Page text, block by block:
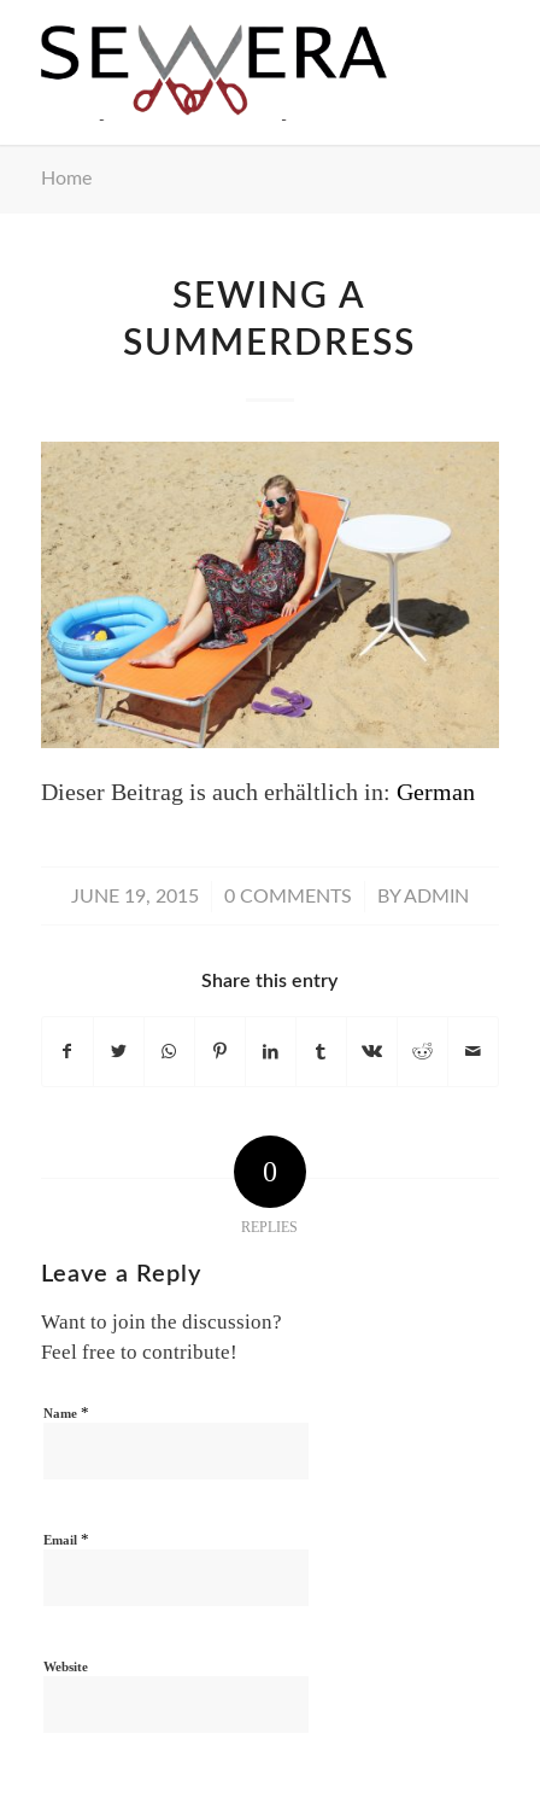
Home
SEWING A
SUMMERDRESS
Dieser Beitrag is auch erhältlich in: German
JUNE 19, 2015
/ 0 COMMENTS
/ BYADMIN
Share this entry
0
REPLIES
Leave a Reply
Want to join the discussion?
Feel free to contribute!
Name *
Email *
Website